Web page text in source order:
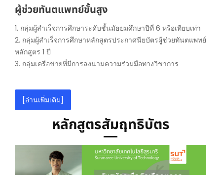
ผู้ช่วยทันตแพทย์ขั้นสูง
1. กลุ่มผู้สำเร็จการศึกษาระดับชั้นมัธยมศึกษาปีที่ 6 หรือเทียบเท่า
2. กลุ่มผู้สำเร็จการศึกษาหลักสูตรประกาศนียบัตรผู้ช่วยทันตแพทย์
หลักสูตร 1 ปี
3. กลุ่มเครือข่ายที่มีการลงนามความร่วมมือทางวิชาการ
[อ่านเพิ่มเติม]
หลักสูตรสัมฤทธิบัตร